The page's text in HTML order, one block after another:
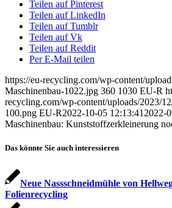
Teilen auf Pinterest
Teilen auf LinkedIn
Teilen auf Tumblr
Teilen auf Vk
Teilen auf Reddit
Per E-Mail teilen
https://eu-recycling.com/wp-content/
Maschinenbau-1022.jpg 360 1030 EU-R
recycling.com/wp-content/uploads/2023/
100.png EU-R2022-10-05 12:13:41 2022-
Maschinenbau: Kunststoffzerkleinerung
Das könnte Sie auch interessieren
Neue Nassschneidmühle von
Folienrecycling